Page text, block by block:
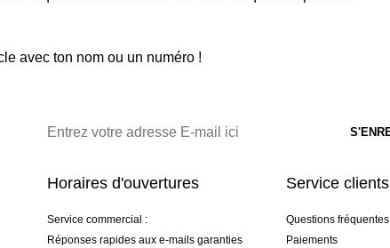
avec ton nom ou un numéro !
Horaires d'ouvertures
Service commercial :
Réponses rapides aux e-mails garanties
Service clients
Questions fréquentes
Paiements